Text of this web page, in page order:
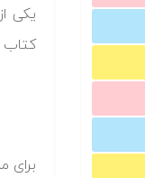
یکی
کتاب
برای